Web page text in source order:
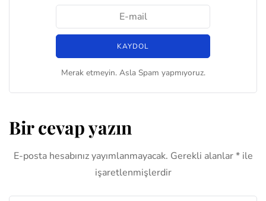
Merak etmeyin. Asla Spam yapmıyoruz.
Bir cevap yazın
E-posta hesabınız yayımlanmayacak. Gerekli alanlar*ile
işaretlenmişlerdir